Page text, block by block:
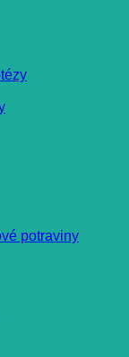
potraviny